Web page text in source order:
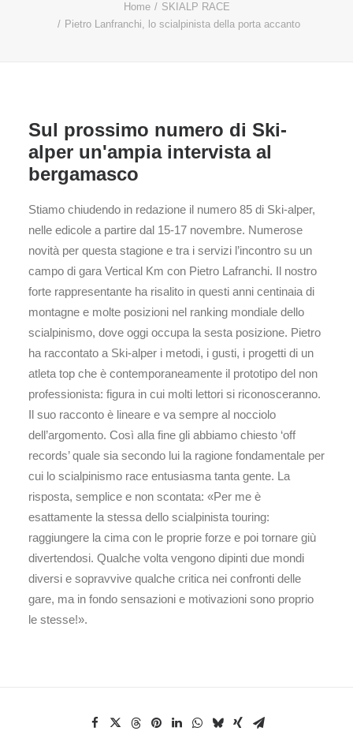
Home
SKIALP RACE
Pietro Lanfranchi, lo scialpinista della porta accanto
Sul prossimo numero di Ski-
alper un'ampia intervista al
bergamasco
Stiamo chiudendo in redazione il numero 85 di Ski-alper,
nelle edicole a partire dal 15-17 novembre. Numerose
novità per questa stagione e tra i servizi l’incontro su un
campo di gara Vertical Km con Pietro Lafranchi. Il nostro
forte rappresentante ha risalito in questi anni centinaia di
montagne e molte posizioni nel ranking mondiale dello
scialpinismo, dove oggi occupa la sesta posizione. Pietro
ha raccontato a Ski-alper i metodi, i gusti, i progetti di un
atleta top che è contemporaneamente il prototipo del non
professionista: figura in cui molti lettori si riconosceranno.
Il suo racconto è lineare e va sempre al nocciolo
dell’argomento. Così alla fine gli abbiamo chiesto ‘off
records’ quale sia secondo lui la ragione fondamentale per
cui lo scialpinismo race entusiasma tanta gente. La
risposta, semplice e non scontata: «Per me è
esattamente la stessa dello scialpinista touring:
raggiungere la cima con le proprie forze e poi tornare giù
divertendosi. Qualche volta vengono dipinti due mondi
diversi e sopravvive qualche critica nei confronti delle
gare, ma in fondo sensazioni e motivazioni sono proprio
le stesse!».